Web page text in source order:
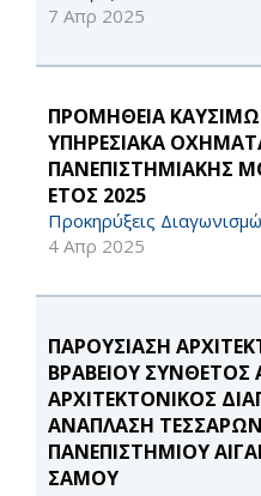
7 Απρ 2025
ΠΡΟΜΗΘΕΙΑ
ΥΠΗΡΕΣΙΑΚΑ
ΠΑΝΕΠΙΣΤΗΜΙΑΚΗΣ
ΕΤΟΣ 2025
Προκηρύξεις
4 Απρ 2025
ΠΑΡΟΥΣΙΑΣΗ
ΒΡΑΒΕΙΟΥ ΣΥΝΘΕΤΟΣ
ΑΡΧΙΤΕΚΤΟΝΙΚΟΣ
ΑΝΑΠΛΑΣΗ
ΠΑΝΕΠΙΣΤΗΜΙΟΥ
ΣΑΜΟΥ